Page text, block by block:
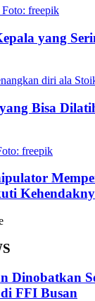
yang
Bisa
Dinobatkan
FFI Busan